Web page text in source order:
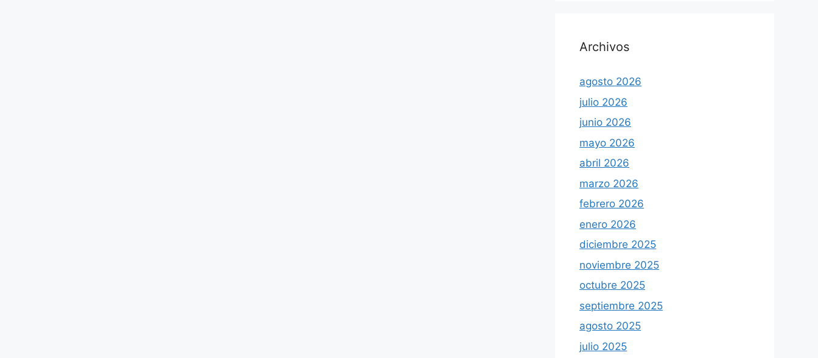
Archivos
agosto 2026
julio 2026
junio 2026
mayo 2026
abril 2026
marzo 2026
febrero 2026
enero 2026
diciembre 2025
noviembre 2025
octubre 2025
septiembre 2025
agosto 2025
julio 2025